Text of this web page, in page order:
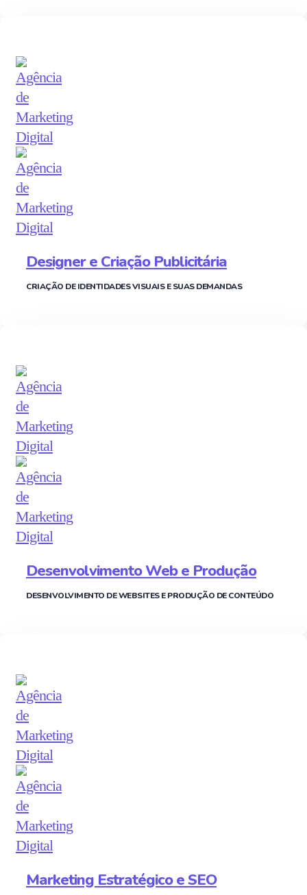
Designer e Criação Publicitária
CRIAÇÃO DE IDENTIDADES VISUAIS E SUAS DEMANDAS
Desenvolvimento Web e Produção
DESENVOLVIMENTO DE WEBSITES E PRODUÇÃO DE CONTEÚDO
Marketing Estratégico e SEO